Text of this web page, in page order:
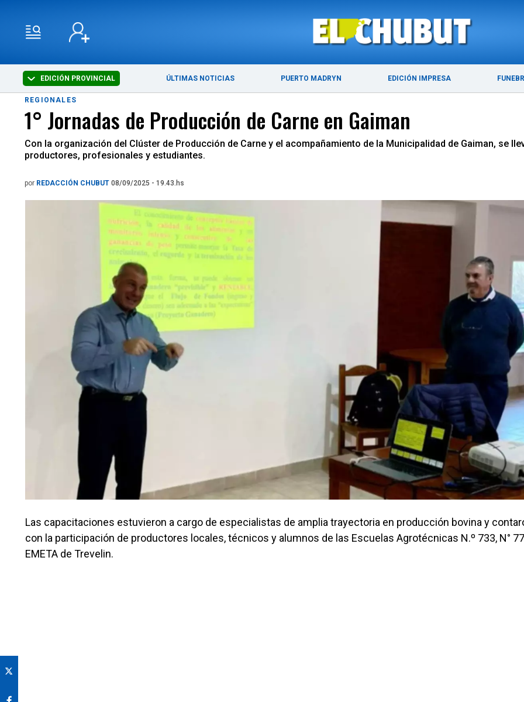
EDICIÓN PROVINCIAL ÚLTIMAS NOTICIAS PUERTO MADRYN EDICIÓN IMPRESA
ÚLTIMAS NOTICIAS PUERTO MADRYN
REGIONALES
1° Jornadas de Producción de Carne en Gaiman
Con la organización del Clúster de Producción de Carne y el acompañamiento de la Municipalidad de Gaiman, se
productores, profesionales y estudiantes.
por REDACCIÓN CHUBUT 08/09/2025 - 19.43.hs
Las capacitaciones estuvieron a cargo de especialistas de amplia trayectoria en producción bovina y
con la participación de productores locales, técnicos y alumnos de las Escuelas Agrotécnicas N.º 733, N°
EMETA de Trevelin.